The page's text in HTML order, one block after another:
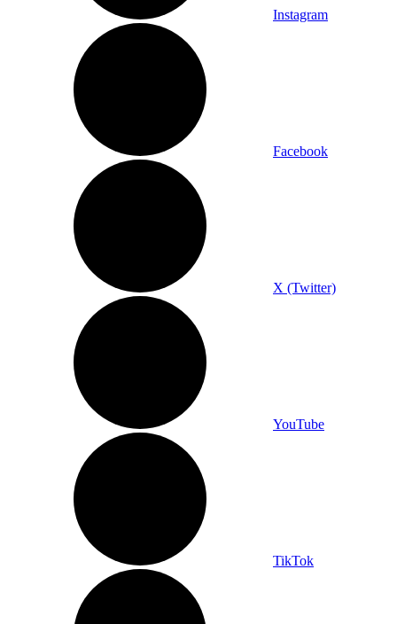
Instagram
Facebook
X (Twitter)
YouTube
TikTok